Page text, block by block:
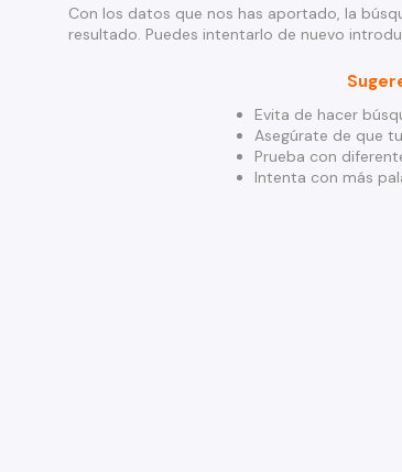
Con los datos que nos has aportado, la
resultado. Puedes intentarlo de nuevo
Evita de hacer
Asegúrate de que
Prueba con
Intenta con más